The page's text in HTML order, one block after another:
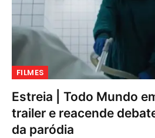
FILMES
Estreia | Todo Mundo
trailer e reacende
da paródia